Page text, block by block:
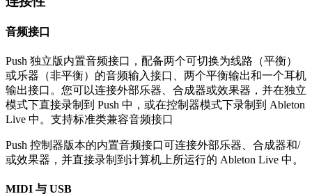
音频接口
Push 独立版内置音频接口，配备两个可切换为线路（平衡）
或乐器（非平衡）的音频输入接口、两个平衡输出和一个耳机
输出接口。您可以连接外部乐器、合成器或效果器，并在独立
模式下直接录制到 Push 中，或在控制器模式下录制到 Ableton
Live 中。支持标准类兼容音频接口
Push 控制器版本的内置音频接口可连接外部乐器、合成器和/
或效果器，并直接录制到计算机上所运行的 Ableton Live 中。
MIDI 与 USB